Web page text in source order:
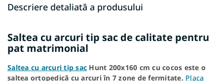
Descriere detaliată a produsului
Saltea cu arcuri tip sac de calitate pentru
pat matrimonial
Saltea cu arcuri tip sac Hunt 200x160 cm cu cocos este o
saltea ortopedică cu arcuri în 7 zone de fermitate. Placa